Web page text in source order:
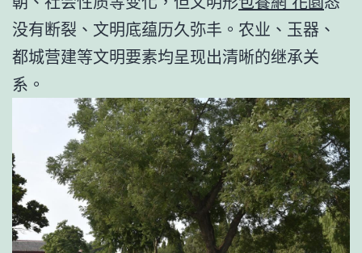
没有断裂、文明底蕴历久弥丰。农业、玉器、
都城营建等文明要素均呈现出清晰的继承关
系。